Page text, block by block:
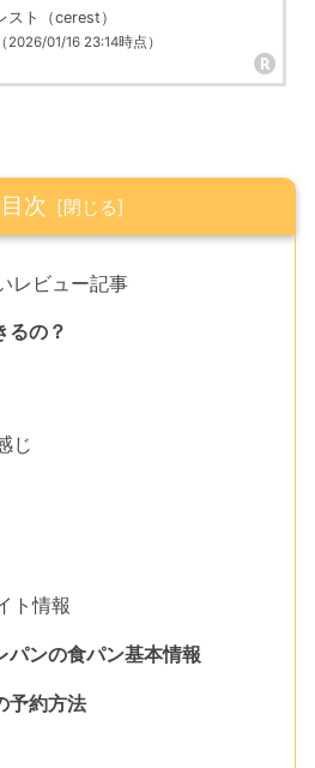
スト（cerest）
（2026/01/16 23:14時点）
目次
レビュー記事
るの？
じ
ト情報
パンの食パン基本情報
予約方法